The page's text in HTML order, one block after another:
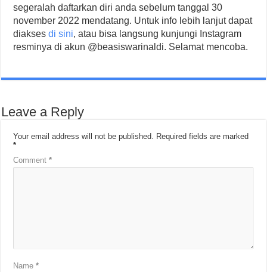
segeralah daftarkan diri anda sebelum tanggal 30
november 2022 mendatang. Untuk info lebih lanjut dapat
diaksesdi sini, atau bisa langsung kunjungi Instagram
resminya di akun @beasiswarinaldi. Selamat mencoba.
Leave a Reply
Your email address will not be published. Required fields are marked
*
Comment*
Name*